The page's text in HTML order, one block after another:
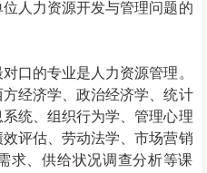
人力资源开发与管理问题的
口的专业是人力资源管理。
经济学、政治经济学、统计
统、组织行为学、管理心理
评估、劳动法学、市场营销
求、供给状况调查分析等课